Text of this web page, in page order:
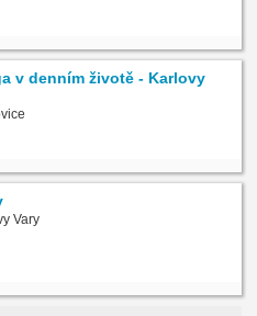
v denním životě - Karlovy
Vary